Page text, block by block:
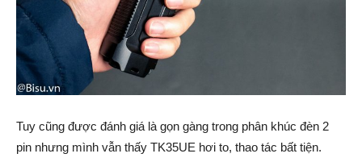
Tuy cũng được đánh giá là gọn gàng trong phân khúc đèn 2
pin nhưng mình vẫn thấy TK35UE hơi to, thao tác bất tiện.